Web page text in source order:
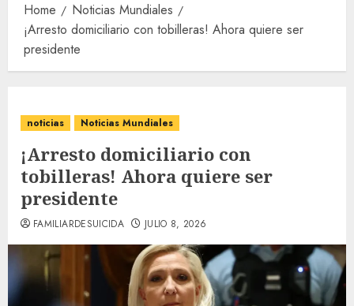
Home
Noticias Mundiales
¡Arresto domiciliario con tobilleras! Ahora quiere ser
presidente
noticias Noticias Mundiales
¡Arresto domiciliario con
tobilleras! Ahora quiere ser
presidente
FAMILIARDESUICIDA JULIO 8, 2026